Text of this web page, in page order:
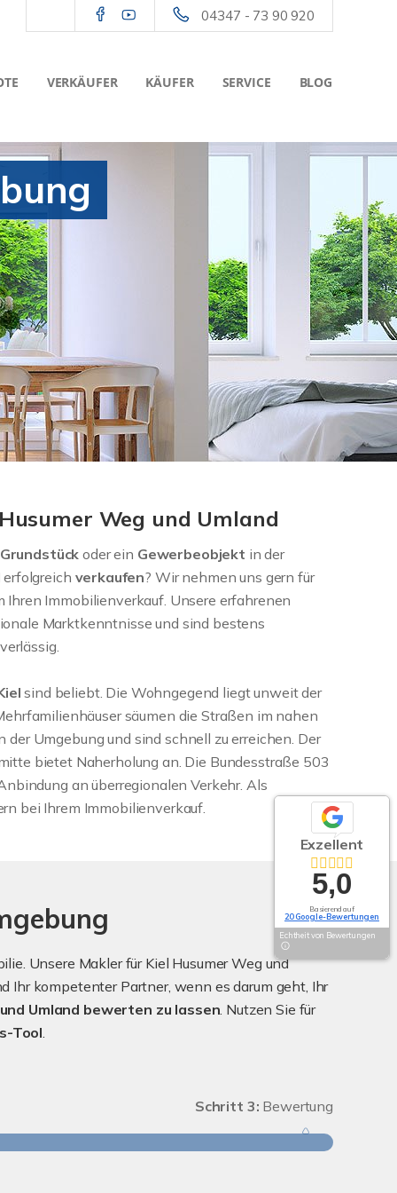
04347 - 73 90 920
VERKÄUFER KÄUFER SERVICE BLOG
Weg und Umland
Grundstückoder ein Gewerbeobjekt in der
erfolgreich verkaufen? Wir nehmen uns gern für
Ihren Immobilienverkauf. Unsere erfahrenen
Marktkenntnisse und sind bestens
sind beliebt. Die Wohngegend liegt unweit der
säumen die Straßen im nahen
Umgebung und sind schnell zu erreichen. Der
bietet Naherholung an. Die Bundesstraße 503
an überregionalen Verkehr. Als
bei Ihrem Immobilienverkauf.
Unsere Makler für Kiel Husumer Weg und
Ihr kompetenter Partner, wenn es darum geht, Ihr
Umland bewerten zu lassen. Nutzen Sie für
Tool.
Schritt 3: Bewertung
Exzellent
5,0
Basierend auf
20 Google-Bewertungen
Echtheit von Bewertungen